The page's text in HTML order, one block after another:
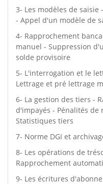
3- Les modèles de
- Appel d'un modèle de
4- Rapprochement
manuel - Suppression
solde provisoire
5- L'interrogation et le
Lettrage et pré lettrage
6- La gestion des tiers -
d'impayés - Pénalités de
Statistiques tiers
7- Norme DGI et
8- Les opérations de
Rapprochement
9- Les écritures